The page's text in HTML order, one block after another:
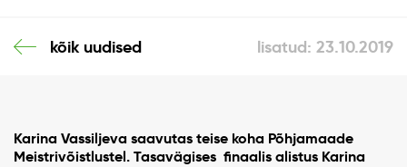
kõik uudised lisatud: 23.10.2019
Karina Vassiljeva saavutas teise koha Põhjamaade
Meistrivõistlustel. Tasavägises finaalis alistus Karina